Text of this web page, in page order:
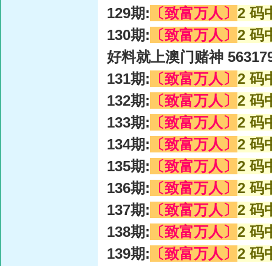
129期: 〔致富万人〕 2 码
130期: 〔致富万人〕 2 码
好料就上澳门赌神
131期: 〔致富万人〕 2 码
132期: 〔致富万人〕 2 码
133期: 〔致富万人〕 2 码
134期: 〔致富万人〕 2 码
135期: 〔致富万人〕 2 码
136期: 〔致富万人〕 2 码
137期: 〔致富万人〕 2 码
138期: 〔致富万人〕 2 码
139期: 〔致富万人〕 2 码